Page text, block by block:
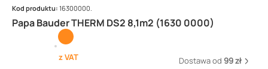
Papa Bauder THERM DS2 8,1m2 (1630 0000)
Kod produktu: 16300000.
z VAT Dostawa od 99 zł